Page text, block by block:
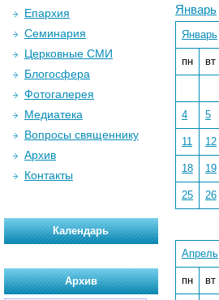
Январь
Январь
пн вт
4 5
11 12
18 19
25 26
Апрель
пн вт
Епархия
Семинария
Церковные СМИ
Блогосфера
Фотогалерея
Медиатека
Вопросы священнику
Архив
Контакты
Календарь
Архив